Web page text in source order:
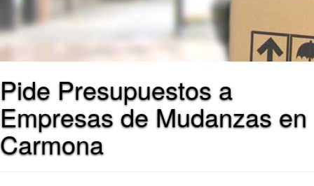
Pide Presupuestos a
Empresas de Mudanzas en
Carmona